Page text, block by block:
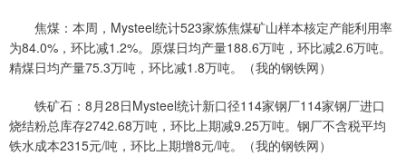
焦煤：本周，Mysteel统计523家炼焦煤矿山样本核定产能利用率
为84.0%，环比减1.2%。原煤日均产量188.6万吨，环比减2.6万吨。
精煤日均产量75.3万吨，环比减1.8万吨。（我的钢铁网）
铁矿石：8月28日Mysteel统计新口径114家钢厂114家钢厂进口
烧结粉总库存2742.68万吨，环比上期减9.25万吨。钢厂不含税平均
铁水成本2315元/吨，环比上期增8元/吨。（我的钢铁网）